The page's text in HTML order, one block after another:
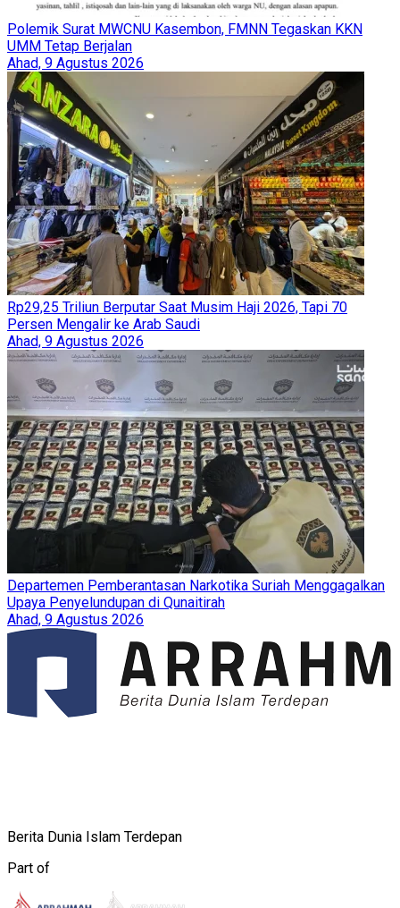
Polemik Surat MWCNU Kasembon, FMNN Tegaskan KKN
UMM Tetap Berjalan
Ahad, 9 Agustus 2026
Rp29,25 Triliun Berputar Saat Musim Haji 2026, Tapi 70
Persen Mengalir ke Arab Saudi
Ahad, 9 Agustus 2026
Departemen Pemberantasan Narkotika Suriah Menggagalkan
Upaya Penyelundupan di Qunaitirah
Ahad, 9 Agustus 2026
Berita Dunia Islam Terdepan
Part of